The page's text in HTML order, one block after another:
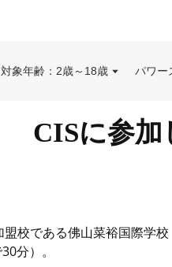
対象年齢：2歳～18歳 パワー
CISに参加
校である佛山菜裕国際学
分）。